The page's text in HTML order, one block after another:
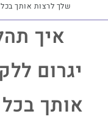
לומדים עם BIZCO
שלך לרצות אותך בכל
איך
יגרום
אותך